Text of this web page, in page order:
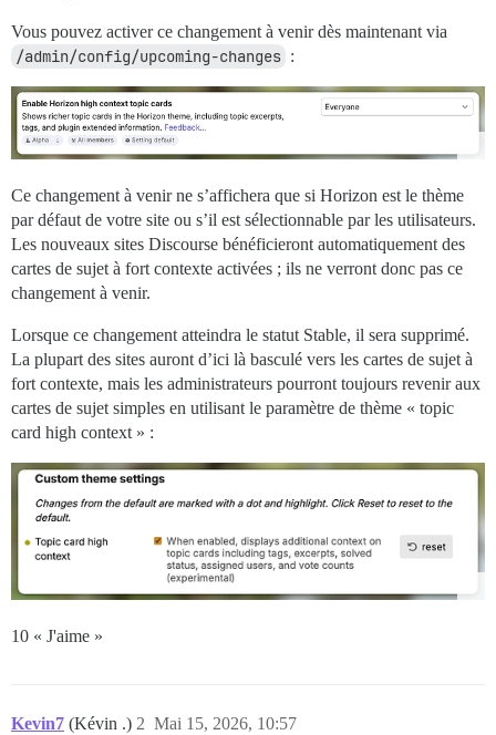
Vous pouvez activer ce changement à venir dès maintenant via
/admin/config/upcoming-changes :
Ce changement à venir ne s’affichera que si Horizon est le thème
par défaut de votre site ou s’il est sélectionnable par les utilisateurs.
Les nouveaux sites Discourse bénéficieront automatiquement des
cartes de sujet à fort contexte activées ; ils ne verront donc pas ce
changement à venir.
Lorsque ce changement atteindra le statut Stable, il sera supprimé.
La plupart des sites auront d’ici là basculé vers les cartes de sujet à
fort contexte, mais les administrateurs pourront toujours revenir aux
cartes de sujet simples en utilisant le paramètre de thème « topic
card high context » :
10 « J'aime »
Kevin7 (Kévin .) Mai 15, 2026, 10:57
2